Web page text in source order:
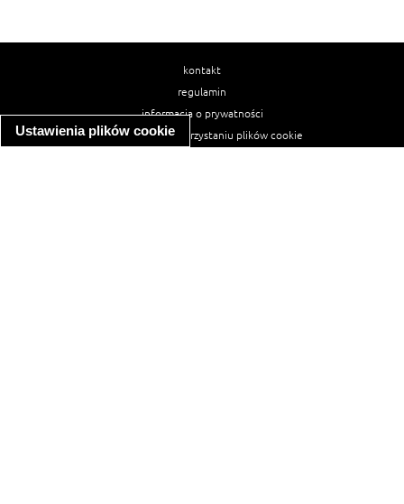
Ustawienia plików cookie
kontakt
regulamin
informacja o prywatności
informacja o wykorzystaniu plików cookie